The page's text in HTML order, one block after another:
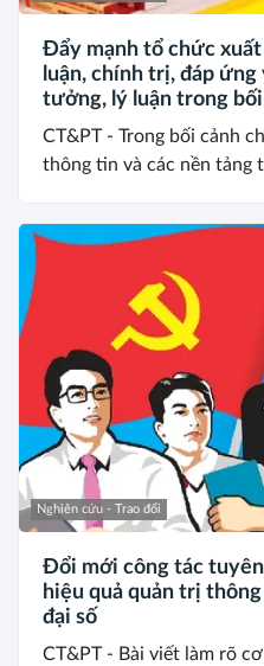
Đẩy mạnh tổ chức xuất
luận, chính trị, đáp
tưởng, lý luận trong
CT&PT - Trong bối cảnh
thông tin và các nền tảng
Nghiên cứu - Trao đổi
Đổi mới công tác tuyên
hiệu quả quản trị
đại số
CT&PT - Bài viết làm rõ